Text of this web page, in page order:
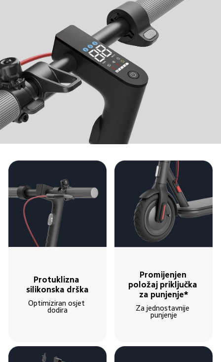
Protuklizna
silikonska drška
Optimiziran osjet
dodira
Promijenjen
položaj priključka
za punjenje*
Za jednostavnije
punjenje